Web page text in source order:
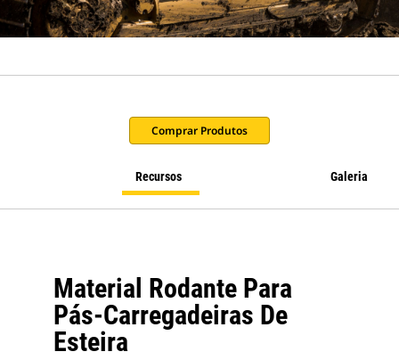
Comprar Produtos
Recursos Galeria
Material Rodante Para
Pás-Carregadeiras De
Esteira